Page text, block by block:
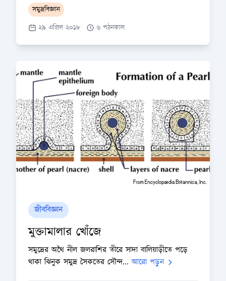
সমুদ্রবিজ্ঞান
২৯ এপ্রিল ২০১৮
৬ পঠনকাল
জীববিজ্ঞান
মুক্তামালার খোঁজে
সমুদ্রের অথৈ নীল জলরাশির তীরে সাদা বালিয়াড়ীতে পড়ে
থাকা ঝিনুক সমুদ্র সৈকতের সৌন্দ...আরো পড়ুন